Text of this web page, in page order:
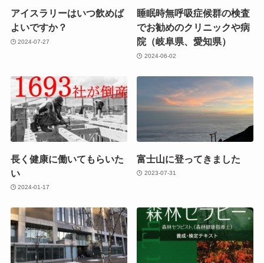
アイスラリーはいつ飲めば
よいですか？
2024-07-27
睡眠時無呼吸症候群の検査
でお勧めのクリニックや病
院（岐阜県、愛知県）
2024-06-02
長く健康に働いてもらいた
い
2024-01-17
富士山に登ってきました
2023-07-31